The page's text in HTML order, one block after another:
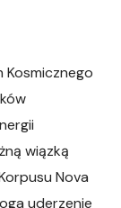
Kosmicznego
wiązką
Nova
uderzenie